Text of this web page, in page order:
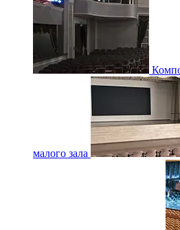
малого зала